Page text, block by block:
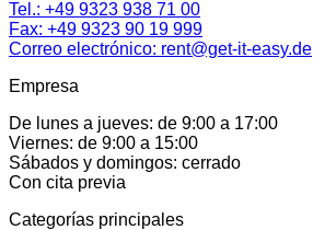
Tel.: +49 9323 938 71 00
Fax: +49 9323 90 19 999
Correo electrónico: rent@get-it-easy.de
Empresa
De lunes a jueves: de 9:00 a 17:00
Viernes: de 9:00 a 15:00
Sábados y domingos: cerrado
Con cita previa
Categorías principales